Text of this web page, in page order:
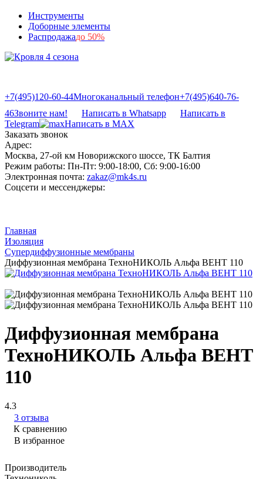
Инструменты
Доборные элементы
Распродажадо 50%
+7(495)120-60-44Многоканальный телефон+7(495)640-76-
46Звоните нам! Написать в Whatsapp
Написать в
Telegram
Написать в MAX
Заказать звонок
Адрес:
Москва, 27-ой км Новорижского шоссе, ТК Балтия
Режим работы: Пн-Пт: 9:00-18:00, Сб: 9:00-16:00
Электронная почта: zakaz@mk4s.ru
Соцсети и мессенджеры:
Главная
Изоляция
Супердиффузионные мембраны
Диффузионная мембрана ТехноНИКОЛЬ Альфа ВЕНТ 110
Диффузионная мембрана
ТехноНИКОЛЬ Альфа ВЕНТ
110
4.3
3 отзыва
К сравнению
В избранное
Производитель